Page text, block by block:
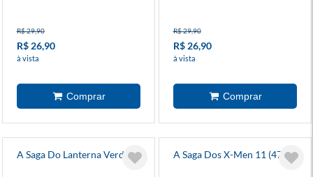
R$ 29,90
R$ 26,90
à vista
R$ 29,90
R$ 26,90
à vista
A Saga Do Lanterna Verde 9 A Saga Dos X-Men 11 (47)